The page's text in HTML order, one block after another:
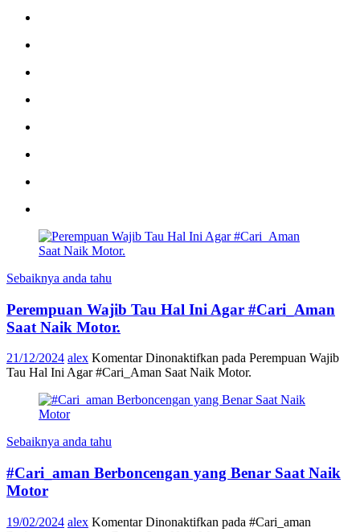
Sebaiknya anda tahu
Perempuan Wajib Tau Hal Ini Agar #Cari_Aman
Saat Naik Motor.
21/12/2024 alex Komentar Dinonaktifkan pada Perempuan Wajib
Tau Hal Ini Agar #Cari_Aman Saat Naik Motor.
Sebaiknya anda tahu
#Cari_aman Berboncengan yang Benar Saat Naik
Motor
19/02/2024 alex Komentar Dinonaktifkan pada #Cari_aman